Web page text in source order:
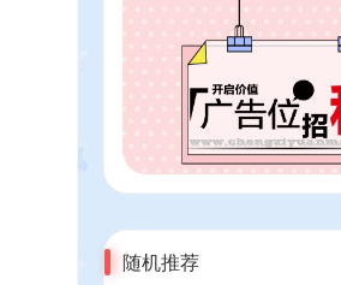
随机推荐